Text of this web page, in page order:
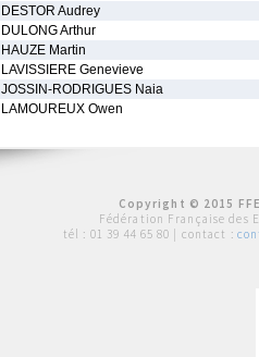
DESTOR Audrey
DULONG Arthur
HAUZE Martin
LAVISSIERE Genevieve
JOSSIN-RODRIGUES Naia
LAMOUREUX Owen
Copyright © 2015
Fédération Française des
tél : 01 39 44 65 80 | contact :